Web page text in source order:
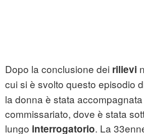
Dopo la conclusione dei rilievi
cui si è svolto questo episodio
la donna è stata
commissariato, dove è stata
lungo interrogatorio. La